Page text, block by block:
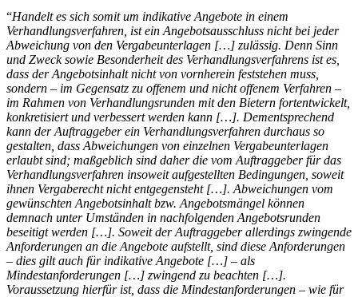
“Handelt es sich somit um indikative Angebote in einem
Verhandlungsverfahren, ist ein Angebotsausschluss nicht bei jeder
Abweichung von den Vergabeunterlagen […] zulässig. Denn Sinn
und Zweck sowie Besonderheit des Verhandlungsverfahrens ist es,
dass der Angebotsinhalt nicht von vornherein feststehen muss,
sondern – im Gegensatz zu offenem und nicht offenem Verfahren –
im Rahmen von Verhandlungsrunden mit den Bietern fortentwickelt,
konkretisiert und verbessert werden kann […]. Dementsprechend
kann der Auftraggeber ein Verhandlungsverfahren durchaus so
gestalten, dass Abweichungen von einzelnen Vergabeunterlagen
erlaubt sind; maßgeblich sind daher die vom Auftraggeber für das
Verhandlungsverfahren insoweit aufgestellten Bedingungen, soweit
ihnen Vergaberecht nicht entgegensteht […]. Abweichungen vom
gewünschten Angebotsinhalt bzw. Angebotsmängel können
demnach unter Umständen in nachfolgenden Angebotsrunden
beseitigt werden […]. Soweit der Auftraggeber allerdings zwingende
Anforderungen an die Angebote aufstellt, sind diese Anforderungen
– dies gilt auch für indikative Angebote […] – als
Mindestanforderungen […] zwingend zu beachten […].
Voraussetzung hierfür ist, dass die Mindestanforderungen – wie für